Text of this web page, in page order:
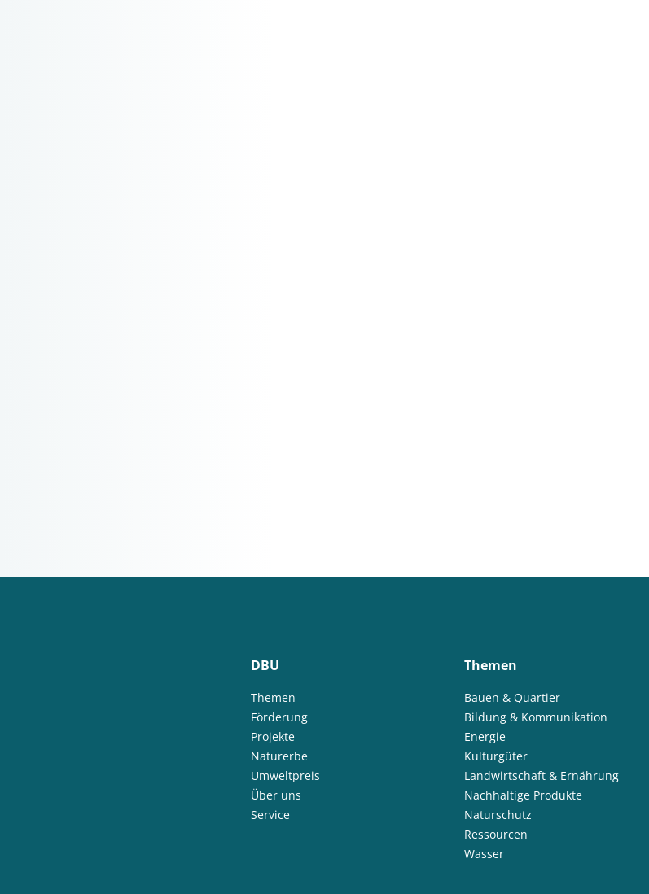
DBU
Themen
Förderung
Projekte
Naturerbe
Umweltpreis
Über uns
Service
Themen
Bauen & Quartier
Bildung & Kommunikation
Energie
Kulturgüter
Landwirtschaft & Ernährung
Nachhaltige Produkte
Naturschutz
Ressourcen
Wasser